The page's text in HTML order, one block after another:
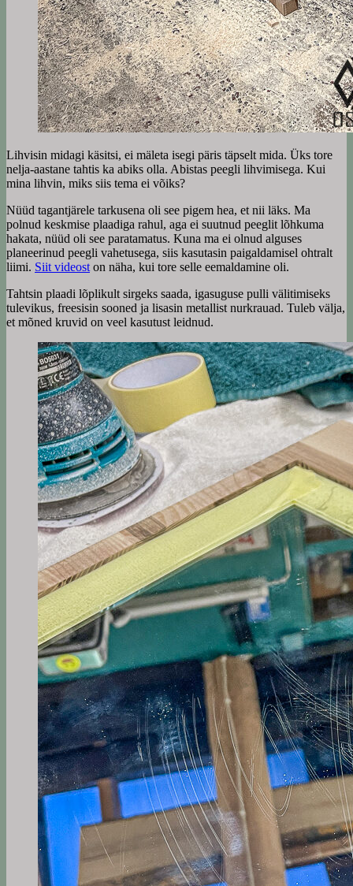
Lihvisin midagi käsitsi, ei mäleta isegi päris täpselt mida. Üks tore
nelja-aastane tahtis ka abiks olla. Abistas peegli lihvimisega. Kui
mina lihvin, miks siis tema ei võiks?
Nüüd tagantjärele tarkusena oli see pigem hea, et nii läks. Ma
polnud keskmise plaadiga rahul, aga ei suutnud peeglit lõhkuma
hakata, nüüd oli see paratamatus. Kuna ma ei olnud alguses
planeerinud peegli vahetusega, siis kasutasin paigaldamisel ohtralt
liimi. Siit videost on näha, kui tore selle eemaldamine oli.
Tahtsin plaadi lõplikult sirgeks saada, igasuguse pulli välitimiseks
tulevikus, freesisin sooned ja lisasin metallist nurkrauad. Tuleb välja,
et mõned kruvid on veel kasutust leidnud.